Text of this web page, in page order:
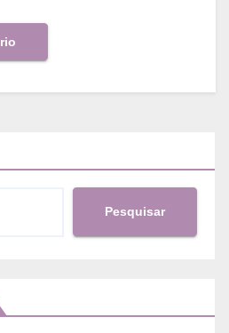
Pesquisar